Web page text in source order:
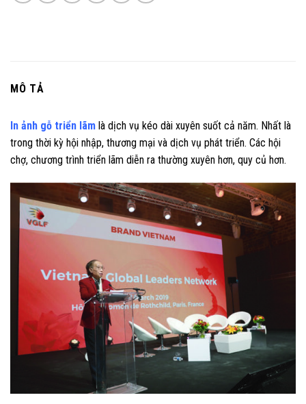
MÔ TẢ
In ảnh gỗ triển lãm là dịch vụ kéo dài xuyên suốt cả năm. Nhất là
trong thời kỳ hội nhập, thương mại và dịch vụ phát triển. Các hội
chợ, chương trình triển lãm diễn ra thường xuyên hơn, quy củ hơn.